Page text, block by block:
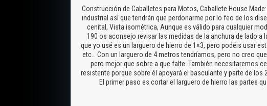
Construcción de Caballetes para Motos, Caballete House
industrial así que tendrán que perdonarme por lo feo de los
cenital, Vista isométrica, Aunque es válido para cualquier
190 os aconsejo revisar las medidas de la anchura de lado a
que yo usé es un larguero de hierro de 1×3, pero podéis usar
etc… Con un larguero de 4 metros tendríamos, pero no creo
pero mejor que sobre a que falte. También necesitaremos
resistente porque sobre él apoyará el basculante y parte de
El primer paso es cortar el larguero de hierro las partes